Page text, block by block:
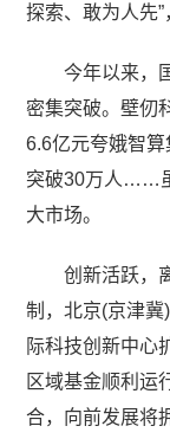
探索、敢为人先”
今年以来，
密集突破。壁仞
6.6亿元夸娥智
突破30万人……
大市场。
创新活跃，
制，北京(京津冀
际科技创新中心
区域基金顺利运
合，向前发展将